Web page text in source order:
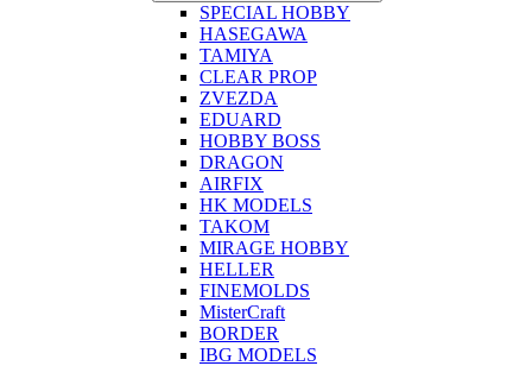
SPECIAL HOBBY
HASEGAWA
TAMIYA
CLEAR PROP
ZVEZDA
EDUARD
HOBBY BOSS
DRAGON
AIRFIX
HK MODELS
TAKOM
MIRAGE HOBBY
HELLER
FINEMOLDS
MisterCraft
BORDER
IBG MODELS